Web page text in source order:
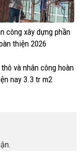
công xây dựng phần
thiện 2026
thô và nhân công hoàn
nay 3.3 tr m2